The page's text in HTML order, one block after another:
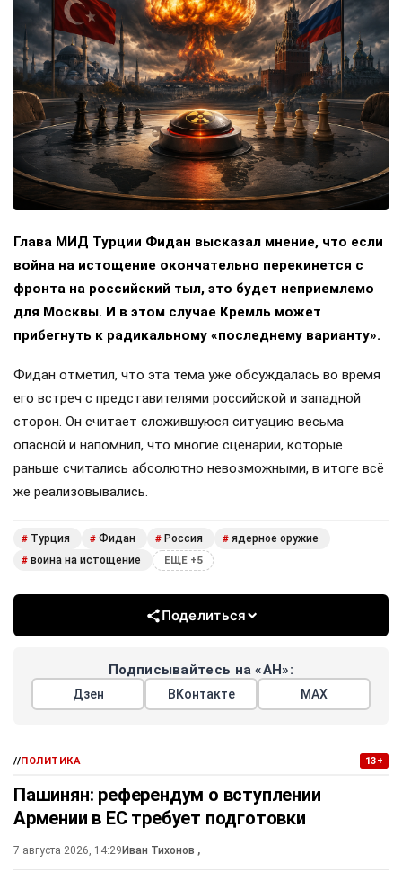
Глава МИД Турции Фидан высказал мнение, что если
война на истощение окончательно перекинется с
фронта на российский тыл, это будет неприемлемо
для Москвы. И в этом случае Кремль может
прибегнуть к радикальному «последнему варианту».
Фидан отметил, что эта тема уже обсуждалась во время
его встреч с представителями российской и западной
сторон. Он считает сложившуюся ситуацию весьма
опасной и напомнил, что многие сценарии, которые
раньше считались абсолютно невозможными, в итоге всё
же реализовывались.
# Турция # Фидан # Россия # ядерное оружие
# война на истощение ЕЩЕ +5
Поделиться
Подписывайтесь на «АН»:
Дзен ВКонтакте МАХ
//ПОЛИТИКА 13+
Пашинян: референдум о вступлении
Армении в ЕС требует подготовки
7 августа 2026, 14:29 Иван Тихонов ,